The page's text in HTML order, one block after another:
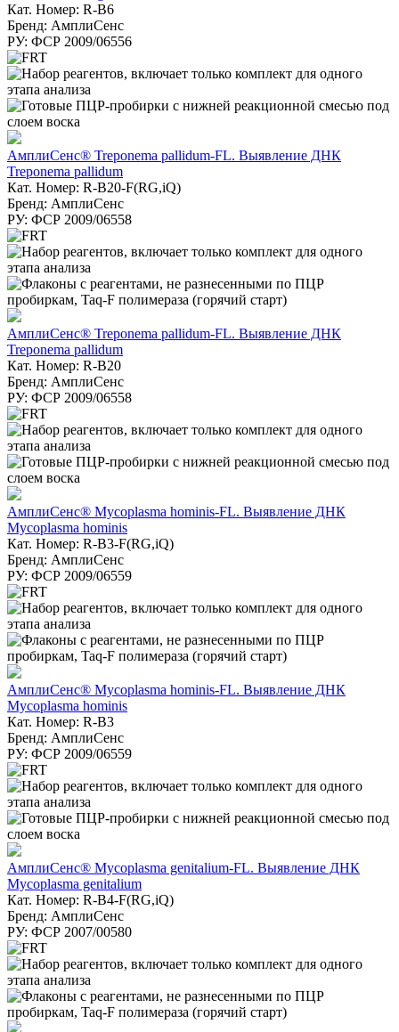
Кат. Номер: R-B6
Бренд: АмплиСенс
РУ: ФСР 2009/06556
АмплиСенс® Treponema pallidum-FL. Выявление ДНК
Treponema pallidum
Кат. Номер: R-B20-F(RG,iQ)
Бренд: АмплиСенс
РУ: ФСР 2009/06558
АмплиСенс® Treponema pallidum-FL. Выявление ДНК
Treponema pallidum
Кат. Номер: R-B20
Бренд: АмплиСенс
РУ: ФСР 2009/06558
АмплиСенс® Mycoplasma hominis-FL. Выявление ДНК
Mycoplasma hominis
Кат. Номер: R-B3-F(RG,iQ)
Бренд: АмплиСенс
РУ: ФСР 2009/06559
АмплиСенс® Mycoplasma hominis-FL. Выявление ДНК
Mycoplasma hominis
Кат. Номер: R-B3
Бренд: АмплиСенс
РУ: ФСР 2009/06559
АмплиСенс® Mycoplasma genitalium-FL. Выявление ДНК
Mycoplasma genitalium
Кат. Номер: R-B4-F(RG,iQ)
Бренд: АмплиСенс
РУ: ФСР 2007/00580